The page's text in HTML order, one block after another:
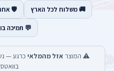
🚚 משלוח לכל הארץ 🛡️
💬 תמיכה
⚠️ המוצר אזל מהמלאי כרגע —